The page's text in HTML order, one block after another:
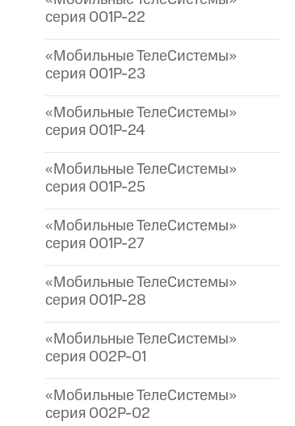
серия 001P-22
«Мобильные ТелеСистемы»
серия 001P-23
«Мобильные ТелеСистемы»
серия 001P-24
«Мобильные ТелеСистемы»
серия 001P-25
«Мобильные ТелеСистемы»
серия 001P-27
«Мобильные ТелеСистемы»
серия 001P-28
«Мобильные ТелеСистемы»
серия 002P-01
«Мобильные ТелеСистемы»
серия 002P-02